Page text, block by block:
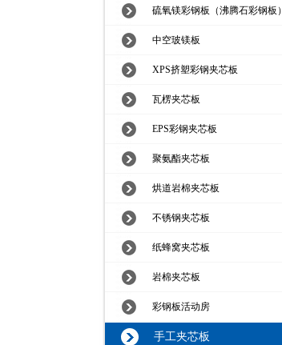
硫氧镁彩钢板（沸腾石彩钢板）
中空玻镁板
XPS挤塑彩钢夹芯板
瓦楞夹芯板
EPS彩钢夹芯板
聚氨酯夹芯板
烘道岩棉夹芯板
不锈钢夹芯板
纸蜂窝夹芯板
岩棉夹芯板
彩钢板活动房
手工夹芯板